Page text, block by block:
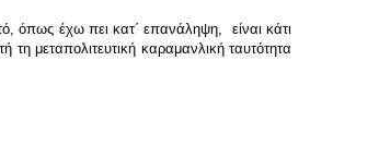
όπως έχω πει κατ΄ επανάληψη, είναι κάτι
μεταπολιτευτική καραμανλική ταυτότητα